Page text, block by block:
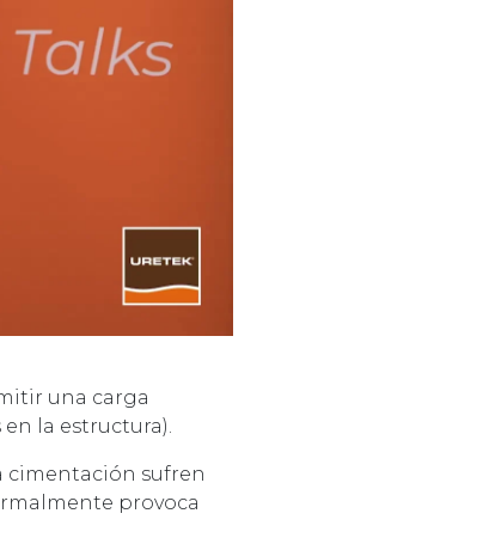
una carga
la estructura).
cimentación sufren
provoca